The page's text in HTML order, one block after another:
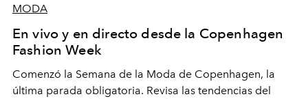
MODA
En vivo y en directo desde la Copenhagen
Fashion Week
Comenzó la Semana de la Moda de Copenhagen, la
última parada obligatoria. Revisa las tendencias del